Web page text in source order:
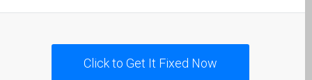
Mac aquí en Dundee
Click to Get It Fixed Now